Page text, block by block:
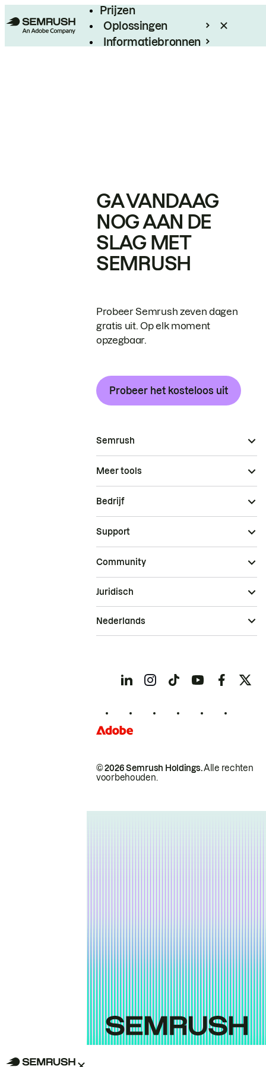
Prijzen
Oplossingen
Informatiebronnen
GA VANDAAG
NOG AAN DE
SLAG MET
SEMRUSH
Probeer Semrush zeven dagen
gratis uit. Op elk moment
opzegbaar.
Probeer het kosteloos uit
Semrush
Meer tools
Bedrijf
Support
Community
© 2026 Semrush Holdings.Alle rechten
voorbehouden.
Juridisch
Nederlands